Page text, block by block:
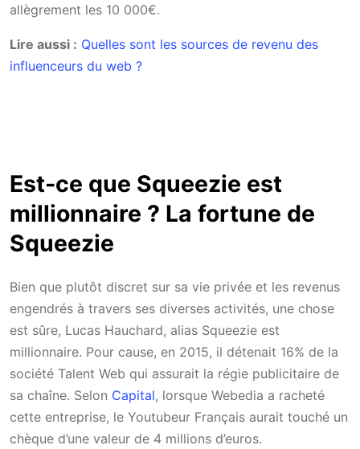
allègrement les 10 000€.
Lire aussi : Quelles sont les sources de revenu des
influenceurs du web ?
Est-ce que Squeezie est
millionnaire ? La fortune de
Squeezie
Bien que plutôt discret sur sa vie privée et les revenus
engendrés à travers ses diverses activités, une chose
est sûre, Lucas Hauchard, alias Squeezie est
millionnaire. Pour cause, en 2015, il détenait 16% de la
société Talent Web qui assurait la régie publicitaire de
sa chaîne. Selon Capital, lorsque Webedia a racheté
cette entreprise, le Youtubeur Français aurait touché un
chèque d’une valeur de 4 millions d’euros.